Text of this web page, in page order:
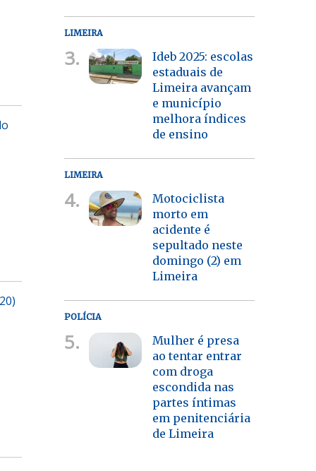
LIMEIRA
3.
Ideb 2025: escolas
estaduais de
Limeira avançam
e município
melhora índices
de ensino
LIMEIRA
4.
Motociclista
morto em
acidente é
sepultado neste
domingo (2) em
Limeira
POLÍCIA
5.
Mulher é presa
ao tentar entrar
com droga
escondida nas
partes íntimas
em penitenciária
de Limeira